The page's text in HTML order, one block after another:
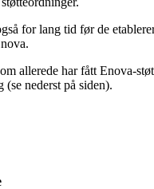
for lang tid før de
allerede har fått Enova-
nederst på siden).